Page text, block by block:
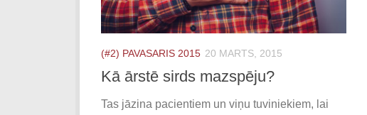
(#2) PAVASARIS 2015 20 MARTS, 2015
Kā ārstē sirds mazspēju?
Tas jāzina pacientiem un viņu tuviniekiem, lai